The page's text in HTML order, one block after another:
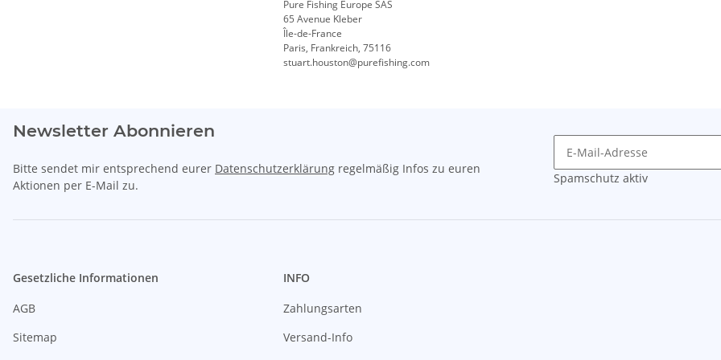
Pure Fishing Europe SAS
65 Avenue Kleber
Île-de-France
Paris, Frankreich, 75116
stuart.houston@purefishing.com
Newsletter Abonnieren
Bitte sendet mir entsprechend eurer Datenschutzerklärung regelmäßig Infos zu euren
Aktionen per E-Mail zu.
Spamschutz aktiv
Gesetzliche Informationen
AGB
Sitemap
INFO
Zahlungsarten
Versand-Info